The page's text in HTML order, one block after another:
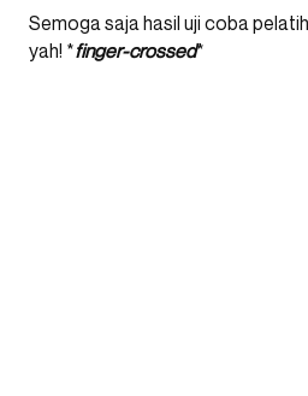
Semoga saja hasil uji coba
yah! *finger-crossed*